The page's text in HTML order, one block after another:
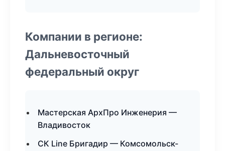
Компании в регионе:
Дальневосточный
федеральный округ
Мастерская АрхПро Инженерия —
Владивосток
СК Line Бригадир — Комсомольск-